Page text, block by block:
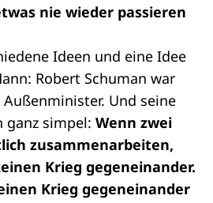
nie wieder passieren
Ideen und eine Idee
Robert Schuman war
Und seine
ganz simpel: Wenn zwei
zusammenarbeiten,
Krieg gegeneinander.
Krieg gegeneinander